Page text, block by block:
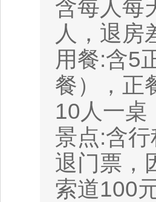
含每人每
人，退房
用餐:含5
餐），正
10人一桌
景点:含
退门票，
索道100